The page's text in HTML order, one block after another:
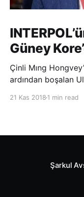
Güney
Çinli Mıng
ardından boşalan
21 Kas 2018 1 min read
Şarkul